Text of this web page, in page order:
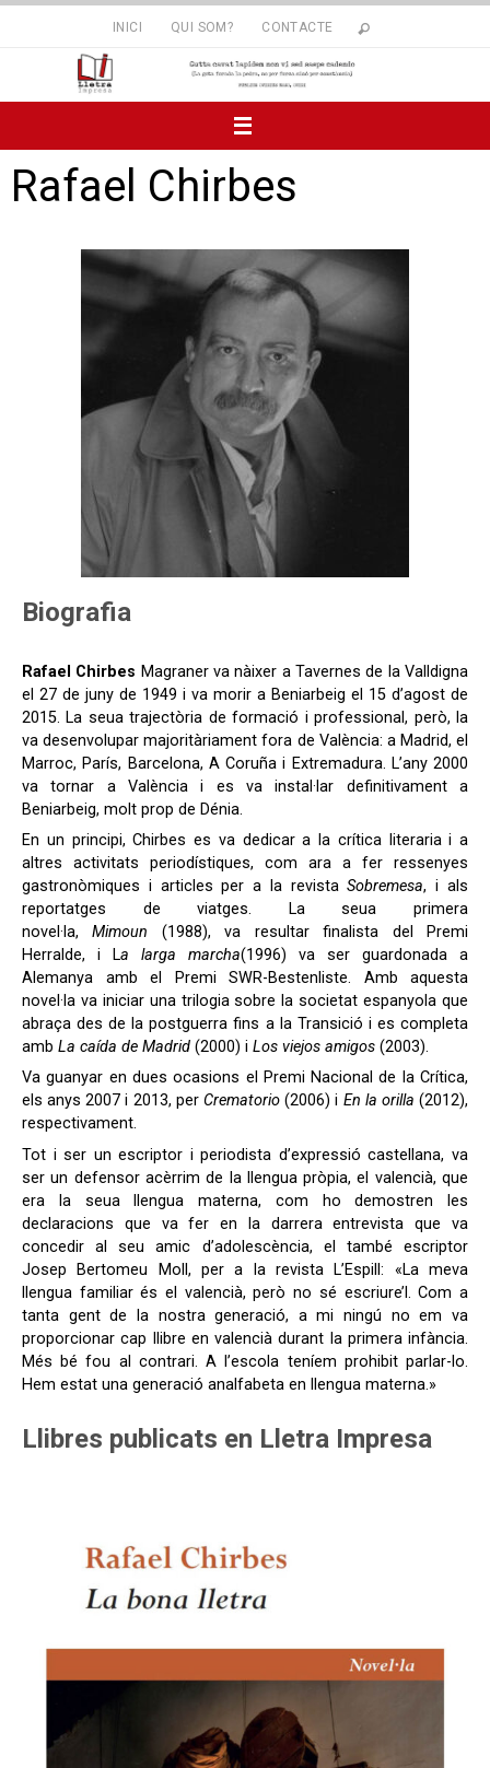
INICI QUI SOM? CONTACTE
Rafael Chirbes
Biografia
Rafael Chirbes Magraner va nàixer a Tavernes de la Valldigna
el 27 de juny de 1949 i va morir a Beniarbeig el 15 d’agost de
2015. La seua trajectòria de formació i professional, però, la
va desenvolupar majoritàriament fora de València: a Madrid, el
Marroc, París, Barcelona, A Coruña i Extremadura. L’any 2000
va tornar a València i es va instal·lar definitivament a
Beniarbeig, molt prop de Dénia.
En un principi, Chirbes es va dedicar a la crítica literaria i a
altres activitats periodístiques, com ara a fer ressenyes
gastronòmiques i articles per a la revistaSobremesa, i als
reportatges de viatges. La seua primera
novel·la,Mimoun (1988), va resultar finalista del Premi
Herralde, i La larga marcha(1996) va ser guardonada a
Alemanya amb el Premi SWR-Bestenliste. Amb aquesta
novel·la va iniciar una trilogia sobre la societat espanyola que
abraça des de la postguerra fins a la Transició i es completa
amb La caída de Madrid (2000) i Los viejos amigos (2003).
Va guanyar en dues ocasions el Premi Nacional de la Crítica,
els anys 2007 i 2013, per Crematorio (2006) i En la orilla (2012),
respectivament.
Tot i ser un escriptor i periodista d’expressió castellana, va
ser un defensor acèrrim de la llengua pròpia, el valencià, que
era la seua llengua materna, com ho demostren les
declaracions que va fer en la darrera entrevista que va
concedir al seu amic d’adolescència, el també escriptor
Josep Bertomeu Moll, per a la revista L’Espill: «La meva
llengua familiar és el valencià, però no sé escriure’l. Com a
tanta gent de la nostra generació, a mi ningú no em va
proporcionar cap llibre en valencià durant la primera infància.
Més bé fou al contrari. A l’escola teníem prohibit parlar-lo.
Hem estat una generació analfabeta en llengua materna.»
Llibres publicats en Lletra Impresa